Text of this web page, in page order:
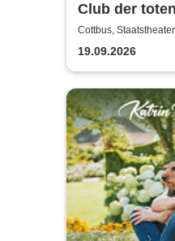
Club der
Staatstheater
Cottbus,
19.09.2026